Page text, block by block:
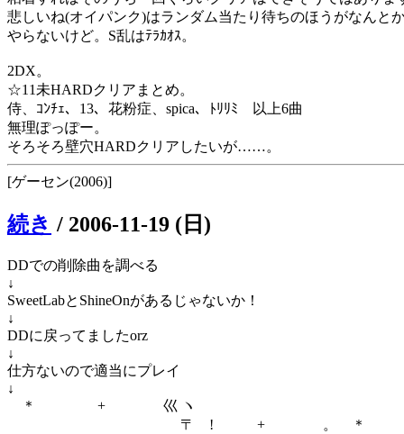
悲しいね(オイパンク)はランダム当たり待ちのほうがなんとか
やらないけど。S乱はﾃﾗｶｵｽ。
2DX。
☆11未HARDクリアまとめ。
侍、ｺﾝﾁｪ、13、花粉症、spica、ﾄﾘﾘﾐ 以上6曲
無理ぽっぽー。
そろそろ壁穴HARDクリアしたいが……。
[ゲーセン(2006)]
続き / 2006-11-19 (日)
DDでの削除曲を調べる
↓
SweetLabとShineOnがあるじゃないか！
↓
DDに戻ってましたorz
↓
仕方ないので適当にプレイ
↓
＊ + 巛 ヽ
〒 ! + 。 ＊